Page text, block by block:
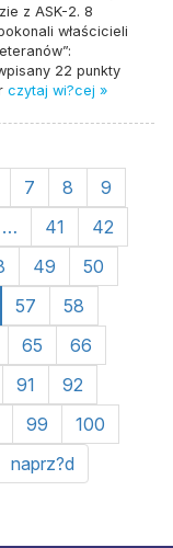
z ASK-2. 8
właścicieli
22 punkty
czytaj wi?cej »
7 8
9
… 41
42
49
50
57
58
65
66
91
92
99
100
naprz?d